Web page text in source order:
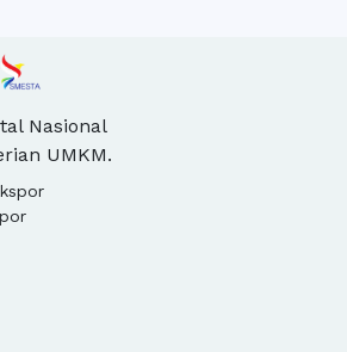
Nasional
UMKM.